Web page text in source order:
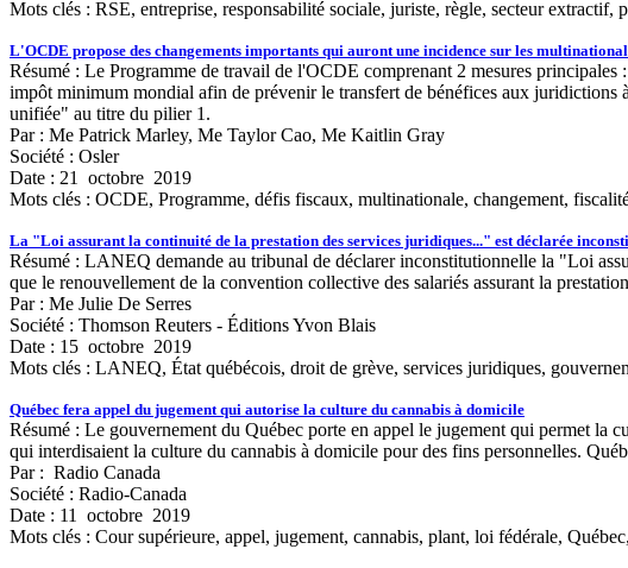
Mots clés : RSE, entreprise, responsabilité sociale, juriste, règle, secteur extractif,
L'OCDE propose des changements importants qui auront une incidence sur les
Résumé : Le Programme de travail de l'OCDE comprenant 2 mesures
impôt minimum mondial afin de prévenir le transfert de bénéfices aux
unifiée" au titre du pilier 1.
Par : Me Patrick Marley, Me Taylor Cao, Me Kaitlin Gray
Société : Osler
Date : 21 octobre 2019
Mots clés : OCDE, Programme, défis fiscaux, multinationale, changement,
La "Loi assurant la continuité de la prestation des services juridiques..." est déclarée
Résumé : LANEQ demande au tribunal de déclarer inconstitutionnelle la "Loi
que le renouvellement de la convention collective des salariés assurant la
Par : Me Julie De Serres
Société : Thomson Reuters - Éditions Yvon Blais
Date : 15 octobre 2019
Mots clés : LANEQ, État québécois, droit de grève, services juridiques,
Québec fera appel du jugement qui autorise la culture du cannabis à domicile
Résumé : Le gouvernement du Québec porte en appel le jugement qui permet
qui interdisaient la culture du cannabis à domicile pour des fins personnelles.
Par : Radio Canada
Société : Radio-Canada
Date : 11 octobre 2019
Mots clés : Cour supérieure, appel, jugement, cannabis, plant, loi fédérale,